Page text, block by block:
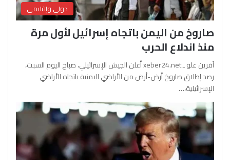
دولي وإقليمي
صاروخ من اليمن باتجاه إسرائيل لأول مرة
منذ اندلاع الحرب
آفرين علو ـ xeber24.net أعلن الجيش الإسرائيلي، صباح اليوم السبت،
رصد إطلاق صاروخ أرض-أرض من الأراضي اليمنية باتجاه الأراضي
الإسرائيلية،…